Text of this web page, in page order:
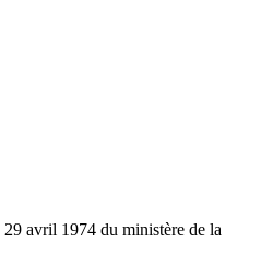
avril 1974 du ministère de la